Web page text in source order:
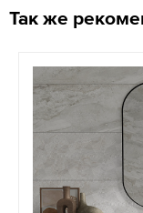
Так же